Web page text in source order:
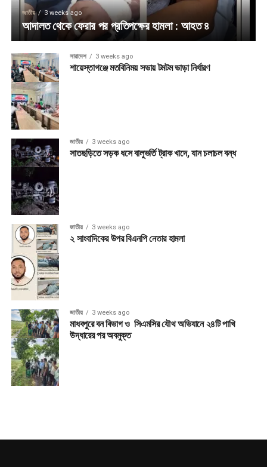
জাতীয় 3 weeks ago
আদালত থেকে ফেরার পর প্রতিপক্ষের হামলা : আহত ৪
সারাদেশ 3 weeks ago
শায়েস্তাগঞ্জে মতবিনিময় সভায় টমটম ভাড়া নির্ধারণ
জাতীয় 3 weeks ago
সাতছড়িতে সড়ক ধসে বালুভর্তি ট্রাক খাদে, যান চলাচল বন্ধ
জাতীয় 3 weeks ago
২ সাংবাদিকের উপর বিএনপি নেতার হামলা
জাতীয় 3 weeks ago
মাধবপুরে বন বিভাগ ও সিএমসির যৌথ অভিযানে ২৪টি পাখি
উদ্ধারের পর অবমুক্ত